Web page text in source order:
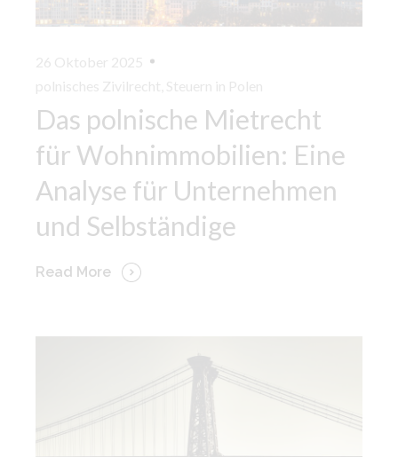
26 Oktober 2025
polnisches Zivilrecht Steuern in Polen
Das polnische Mietrecht
für Wohnimmobilien: Eine
Analyse für Unternehmen
und Selbständige
Read More